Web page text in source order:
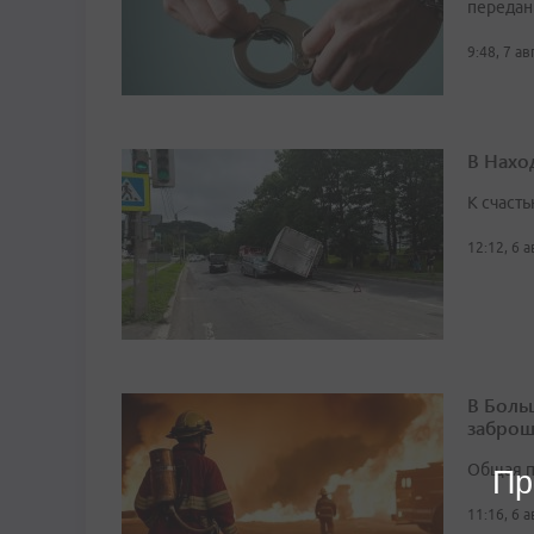
9:48, 7
В
К
12:12, 6
В
Общая
11:16, 6